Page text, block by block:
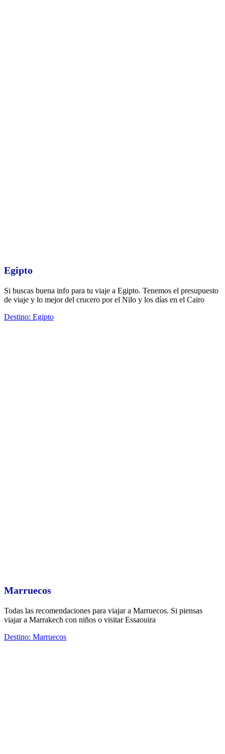
Egipto
Si buscas buena info para tu viaje a Egipto. Tenemos el presupuesto
de viaje y lo mejor del crucero por el Nilo y los días en el Cairo
Destino: Egipto
Marruecos
Todas las recomendaciones para viajar a Marruecos. Si piensas
viajar a Marrakech con niños o visitar Essaouira
Destino: Marruecos